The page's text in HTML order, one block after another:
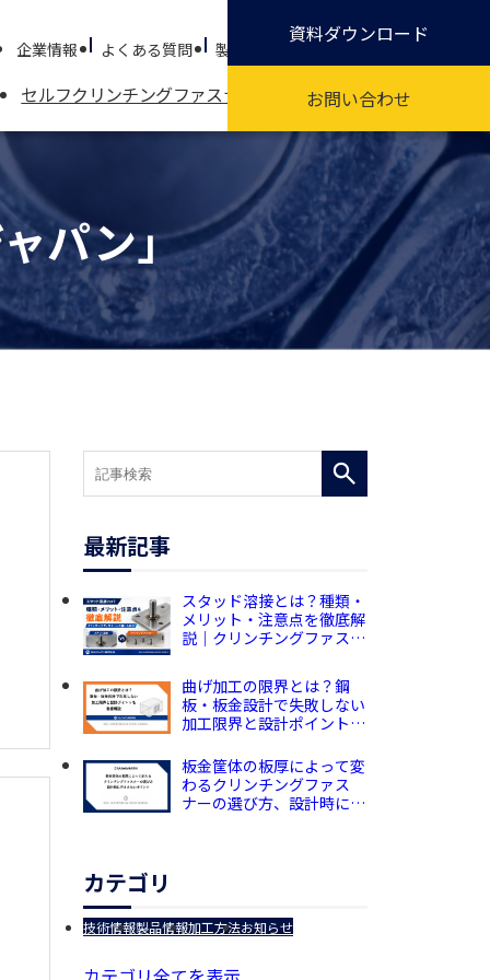
企業情報 よくある質問 製品試作依頼 環境シート作成依頼
セルフクリンチングファスナーとは 受託加工 製品情報
資料ダウンロード
お問い合わせ
パン」
最新記事
スタッド溶接とは？種類・
メリット・注意点を徹底解
説｜クリンチングファス
曲げ加工の限界とは？鋼
板・板金設計で失敗しない
加工限界と設計ポイントを
板金筐体の板厚によって変
わるクリンチングファス
ナーの選び方、設計時に押
カテゴリ
技術情報製品情報加工方法お知らせ